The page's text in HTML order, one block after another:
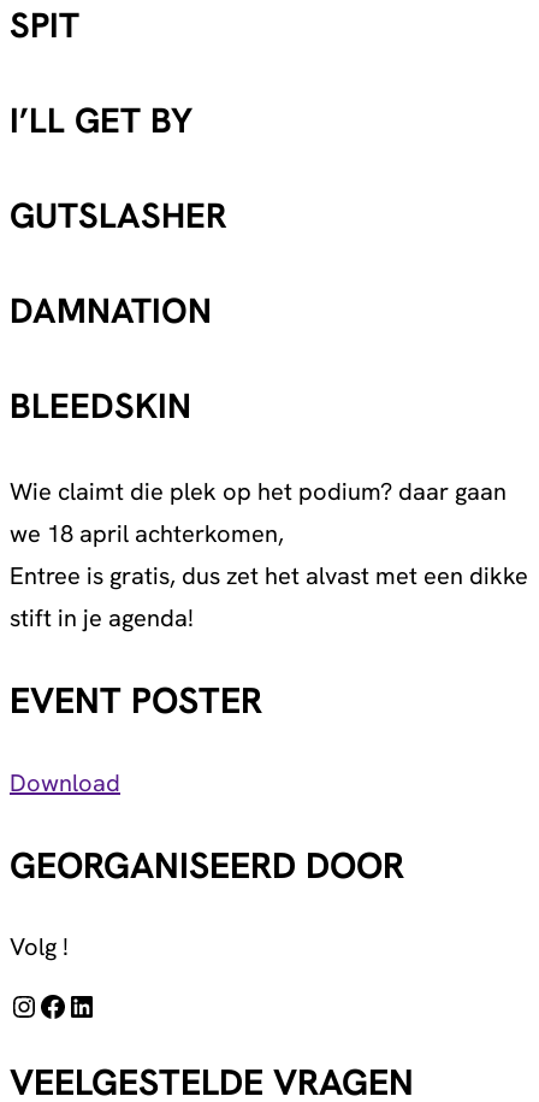
SPIT
I’LL GET BY
GUTSLASHER
DAMNATION
BLEEDSKIN
Wie claimt die plek op het podium? daar gaan
we 18 april achterkomen,
Entree is gratis, dus zet het alvast met een dikke
stift in je agenda!
EVENT POSTER
Download
GEORGANISEERD DOOR
Volg !
Instagram
Facebook
LinkedIn
VEELGESTELDE VRAGEN